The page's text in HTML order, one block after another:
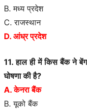
B. मध्य प्रदेश
C. राजस्थान
D. आंध्र प्रदेश
11. हाल ही में किस बैंक ने
घोषणा की है?
A. केनरा बैंक
B. यूको बैंक